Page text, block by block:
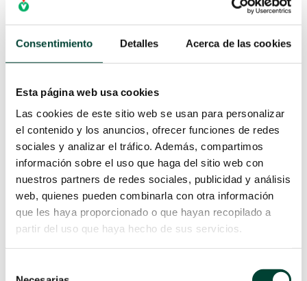
Consentimiento Detalles Acerca de las cookies
Esta página web usa cookies
Las cookies de este sitio web se usan para personalizar
el contenido y los anuncios, ofrecer funciones de redes
sociales y analizar el tráfico. Además, compartimos
información sobre el uso que haga del sitio web con
nuestros partners de redes sociales, publicidad y análisis
web, quienes pueden combinarla con otra información
que les haya proporcionado o que hayan recopilado a
partir del uso que haya hecho de sus servicios.
introducido poco a poco en el mundo del
acceso vascular principalmente a través de
los Equipos de Terapia Intravenosa(llamados
ETI o EIAV) y especialistas en acceso vascular.
estosúltimos 10 años, en países como Italia,
Estados Unidos y China, no cabe duda de
que el ECG IC es el método más costo-eficaz
para colocar dispositivos de acceso venoso
central.
El aspecto más importante para valorar en
primer lugar es que
permite llevar a cabo un
procedimiento de comprobación totalmente
X